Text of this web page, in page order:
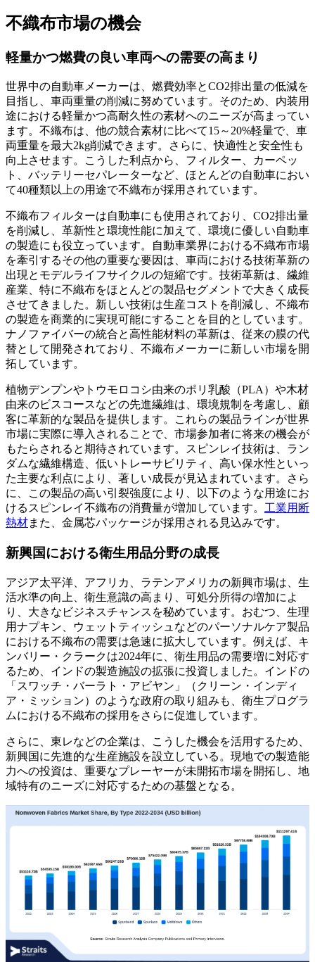
不織布市場の機会
軽量かつ燃費の良い車両への需要の高まり
世界中の自動車メーカーは、燃費効率とCO2排出量の低減を
目指し、車両重量の削減に努めています。そのため、内装用
途における軽量かつ高耐久性の素材へのニーズが高まってい
ます。不織布は、他の競合素材に比べて15～20%軽量で、車
両重量を最大2kg削減できます。さらに、快適性と安全性も
向上させます。こうした利点から、フィルター、カーペッ
ト、バッテリーセパレーターなど、ほとんどの自動車におい
て40種類以上の用途で不織布が採用されています。
不織布フィルターは自動車にも使用されており、CO2排出量
を削減し、革新性と環境性能に加えて、環境に優しい自動車
の製造にも役立っています。自動車業界における不織布市場
を牽引するその他の重要な要因は、車両における技術革新の
出現とモデルライフサイクルの短縮です。技術革新は、繊維
産業、特に不織布をほとんどの製品セグメントで大きく成長
させてきました。新しい技術は生産コストを削減し、不織布
の製造を商業的に実現可能にすることを目的としています。
ナノファイバーの統合と高性能材料の革新は、従来の膜の代
替として開発されており、不織布メーカーに新しい市場を開
拓しています。
植物デンプンやトウモロコシ由来のポリ乳酸（PLA）や木材
由来のビスコースなどの先進繊維は、環境規制を考慮し、顧
客に革新的な製品を提供します。これらの製品ラインが世界
市場に実際に導入されることで、市場参加者に将来の機会が
もたらされると期待されています。スピンレイ技術は、ラン
ダムな繊維構造、低いトレーサビリティ、高い保水性といっ
た主要な利点により、著しい成長が見込まれています。さら
に、この製品の高い引裂強度により、以下のような用途にお
けるスピンレイ不織布の消費量が増加しています。 工業用断
熱材また、金属芯パッケージが採用される見込みです。
新興国における衛生用品分野の成長
アジア太平洋、アフリカ、ラテンアメリカの新興市場は、生
活水準の向上、衛生意識の高まり、可処分所得の増加によ
り、大きなビジネスチャンスを秘めています。おむつ、生理
用ナプキン、ウェットティッシュなどのパーソナルケア製品
における不織布の需要は急速に拡大しています。例えば、キ
ンバリー・クラークは2024年に、衛生用品の需要増に対応す
るため、インドの製造施設の拡張に投資しました。インドの
「スワッチ・バーラト・アビヤン」（クリーン・インディ
ア・ミッション）のような政府の取り組みも、衛生プログラ
ムにおける不織布の採用をさらに促進しています。
さらに、東レなどの企業は、こうした機会を活用するため、
新興国に先進的な生産施設を設立している。現地での製造能
力への投資は、重要なプレーヤーが未開拓市場を開拓し、地
域特有のニーズに対応するための基盤となる。